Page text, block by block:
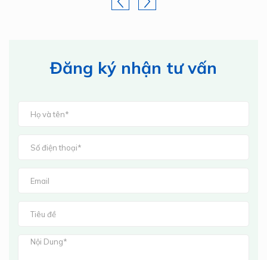
Đăng ký nhận tư vấn